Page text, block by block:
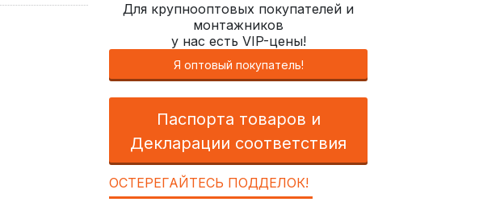
Для крупнооптовых покупателей и
монтажников
у нас есть VIP-цены!
Я оптовый покупатель!
Паспорта товаров и
Декларации соответствия
ОСТЕРЕГАЙТЕСЬ ПОДДЕЛОК!